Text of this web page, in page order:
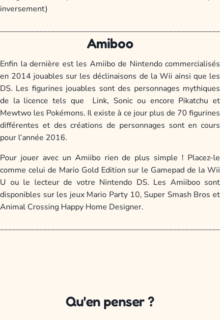
inversement)
Amiboo
Enfin la dernière est les Amiibo de Nintendo commercialisés
en 2014 jouables sur les déclinaisons de la Wii ainsi que les
DS. Les figurines jouables sont des personnages mythiques
de la licence tels que Link, Sonic ou encore Pikatchu et
Mewtwo les Pokémons. Il existe à ce jour plus de 70 figurines
différentes et des créations de personnages sont en cours
pour l’année 2016.
Pour jouer avec un Amiibo rien de plus simple ! Placez-le
comme celui de Mario Gold Edition sur le Gamepad de la Wii
U ou le lecteur de votre Nintendo DS. Les Amiiboo sont
disponibles sur les jeux Mario Party 10, Super Smash Bros et
Animal Crossing Happy Home Designer.
Qu'en penser ?